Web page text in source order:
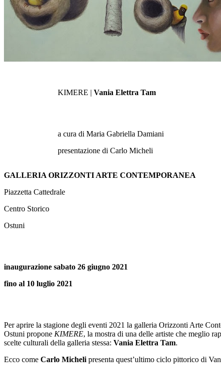
KIMERE | Vania Elettra Tam
a cura di Maria Gabriella Damiani
presentazione di Carlo Micheli
GALLERIA ORIZZONTI ARTE CONTEMPORANEA
Piazzetta Cattedrale
Centro Storico
Ostuni
inaugurazione sabato 26 giugno 2021
fino al 10 luglio 2021
Per aprire la stagione degli eventi 2021 la galleria Orizzonti Arte
Ostuni propone KIMERE, la mostra di una delle artiste che meglio
scelte culturali della galleria stessa: Vania Elettra Tam.
Ecco come Carlo Micheli presenta quest’ultimo ciclo pittorico di